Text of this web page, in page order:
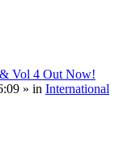
& Vol 4 Out Now!
» in International